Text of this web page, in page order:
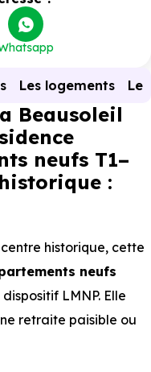
Les logements Le
Beausoleil
neufs T1–
:
historique, cette
neufs
LMNP. Elle
retraite paisible ou